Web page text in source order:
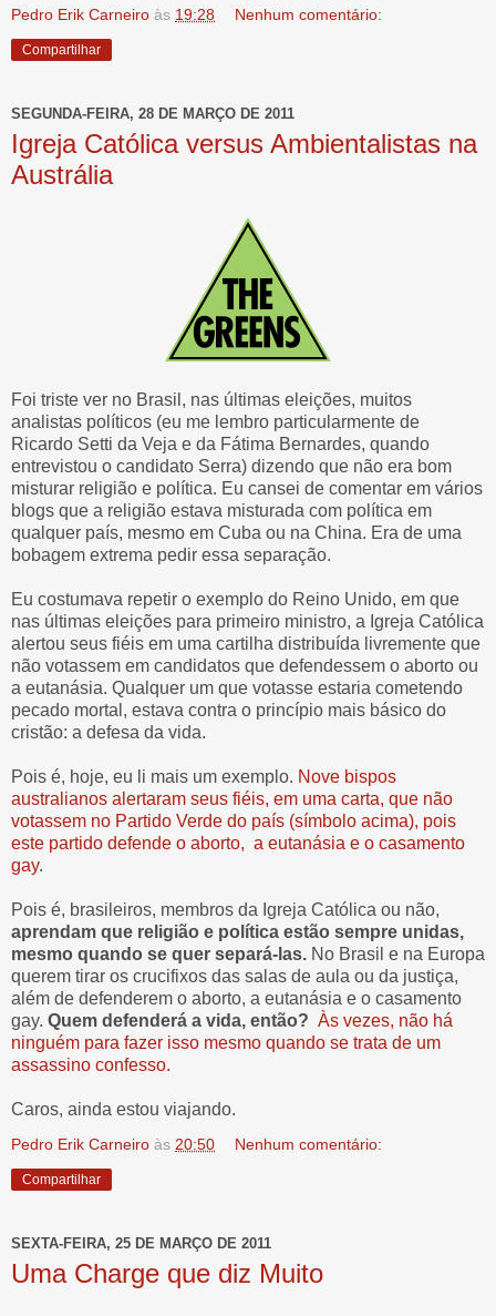
Pedro Erik Carneiro às 19:28 Nenhum comentário:
Compartilhar
SEGUNDA-FEIRA, 28 DE MARÇO DE 2011
Igreja Católica versus Ambientalistas na
Austrália
Foi triste ver no Brasil, nas últimas eleições, muitos
analistas políticos (eu me lembro particularmente de
Ricardo Setti da Veja e da Fátima Bernardes, quando
entrevistou o candidato Serra) dizendo que não era bom
misturar religião e política. Eu cansei de comentar em vários
blogs que a religião estava misturada com política em
qualquer país, mesmo em Cuba ou na China. Era de uma
bobagem extrema pedir essa separação.
Eu costumava repetir o exemplo do Reino Unido, em que
nas últimas eleições para primeiro ministro, a Igreja Católica
alertou seus fiéis em uma cartilha distribuída livremente que
não votassem em candidatos que defendessem o aborto ou
a eutanásia. Qualquer um que votasse estaria cometendo
pecado mortal, estava contra o princípio mais básico do
cristão: a defesa da vida.
Pois é, hoje, eu li mais um exemplo. Nove bispos
australianos alertaram seus fiéis, em uma carta, que não
votassem no Partido Verde do país (símbolo acima), pois
este partido defende o aborto, a eutanásia e o casamento
gay.
Pois é, brasileiros, membros da Igreja Católica ou não,
aprendam que religião e política estão sempre unidas,
mesmo quando se quer separá-las. No Brasil e na Europa
querem tirar os crucifixos das salas de aula ou da justiça,
além de defenderem o aborto, a eutanásia e o casamento
gay. Quem defenderá a vida, então? Às vezes, não há
ninguém para fazer isso mesmo quando se trata de um
assassino confesso.
Caros, ainda estou viajando.
Pedro Erik Carneiro às 20:50 Nenhum comentário:
Compartilhar
SEXTA-FEIRA, 25 DE MARÇO DE 2011
Uma Charge que diz Muito